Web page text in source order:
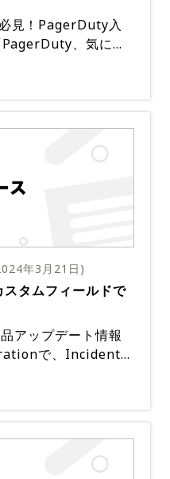
見！PagerDuty入
、気にな
学びたい」・・・・
向けて、基本的な機
用いたインシデン
はもちろん、既にP
ーの学び直しの機
下のウェビナーが
「PagerDutyで実現
（火）12:00〜13:0
株式会社 Se
）PagerDutyのAI
捉えた自動化主導
の解放や高度なノイ
からプロアクティブ
可能となる。本ウェ
さらなる活用方法
どにフォーカスし、
ないリソースで解決
年3月21日 )
タムフィールドで
アップデート情報
で、Incident上
に対して、シス
動的に入力するルー
を参照して欲しい。
Custom fieldを更